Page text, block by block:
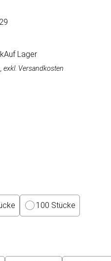
Auf Lager
exkl. Versandkosten
100 Stücke